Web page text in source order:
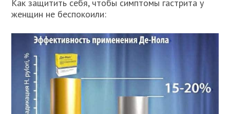
Как защитить себя, чтобы симптомы гастрита у
женщин не беспокоили: